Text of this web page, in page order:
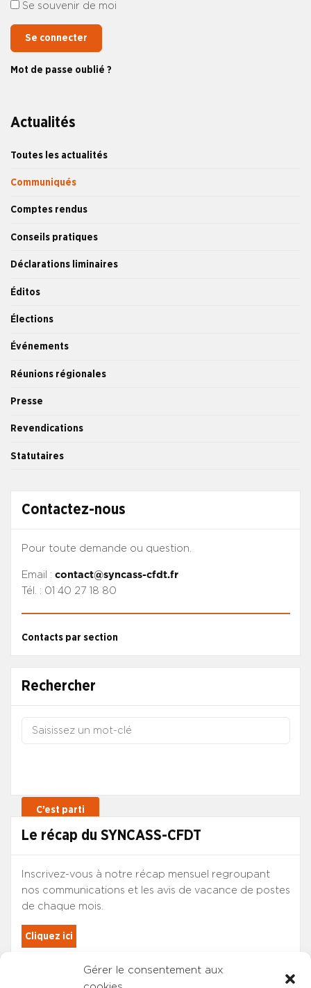
Gérer le consentement aux
Actualités
Toutes les actualités
Communiqués
Comptes rendus
Conseils pratiques
Déclarations liminaires
Éditos
Élections
Événements
Réunions régionales
Presse
Revendications
Statutaires
Contactez-nous
Pour toute demande ou question.
Email : contact@syncass-cfdt.fr
Tél. : 01 40 27 18 80
Contacts par section
Se souvenir de moi
Se connecter
Mot de passe oublié ?
Rechercher
Le récap du SYNCASS-CFDT
Inscrivez-vous à notre récap mensuel regroupant
nos communications et les avis de vacance de postes
de chaque mois.
Cliquez ici
Les adhérents du SYNCASS-CFDT